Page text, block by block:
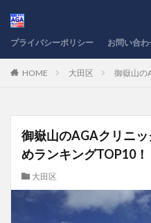
プライバシーポリシー お問い合
HOME 大田区 御嶽山の
御嶽山のAGAクリニ
めランキングTOP10！
大田区